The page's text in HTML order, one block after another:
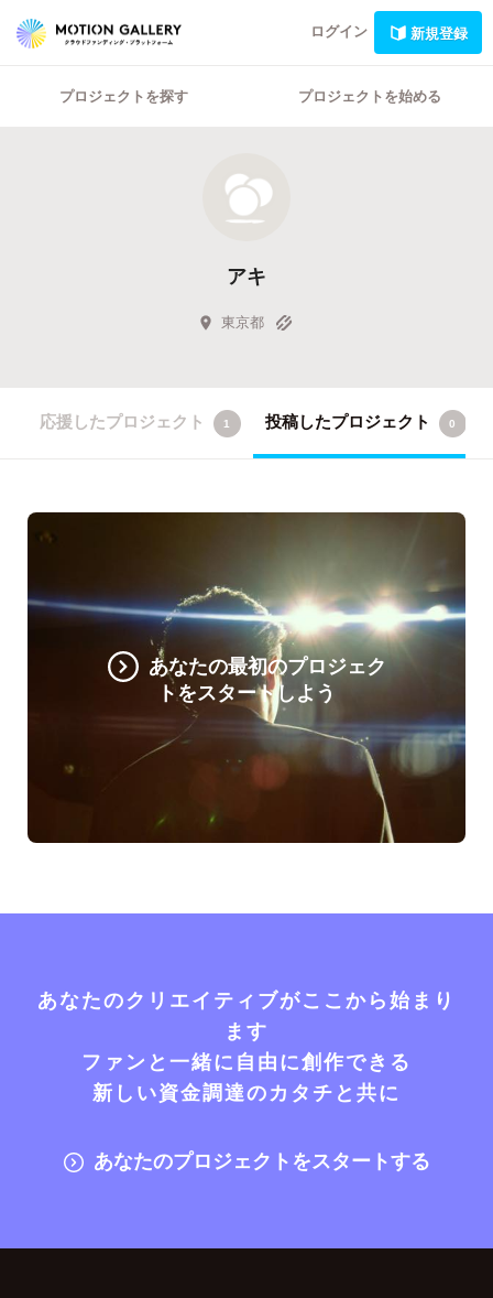
ログイン 新規登録
プロジェクトを探す プロジェクトを始める
アキ
東京都
応援したプロジェクト 1 投稿したプロジェクト 0
あなたの最初のプロジェク
トをスタートしよう
あなたのクリエイティブがここから始まり
ます
ファンと一緒に自由に創作できる
新しい資金調達のカタチと共に
あなたのプロジェクトをスタートする